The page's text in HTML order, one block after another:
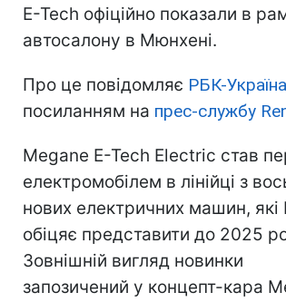
E-Tech офіційно показали в
автосалону в Мюнхені.
Про це повідомляє РБК-Україна
посиланням на прес-службу
Megane E-Tech Electric став
електромобілем в лінійці з
нових електричних машин, які
обіцяє представити до 2025
Зовнішній вигляд новинки
запозичений у концепт-кара